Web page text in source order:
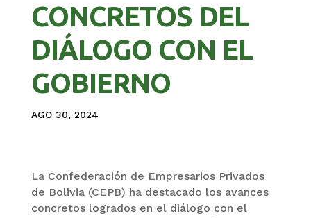
CONCRETOS DEL
DIÁLOGO CON EL
GOBIERNO
AGO 30, 2024
La Confederación de Empresarios Privados
de Bolivia (CEPB) ha destacado los avances
concretos logrados en el diálogo con el